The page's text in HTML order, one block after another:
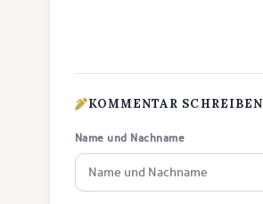
KOMMENTAR SCHREIBEN
Name und Nachname